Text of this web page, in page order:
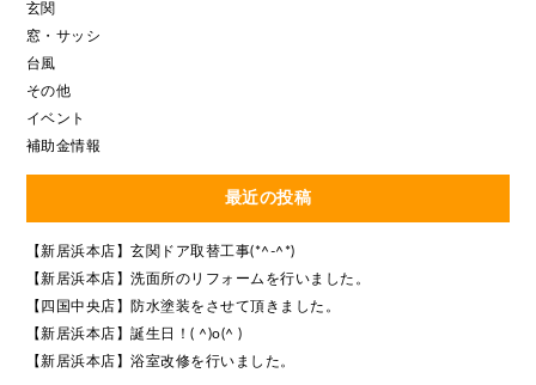
玄関
窓・サッシ
台風
その他
イベント
補助金情報
最近の投稿
【新居浜本店】玄関ドア取替工事(*^-^*)
【新居浜本店】洗面所のリフォームを行いました。
【四国中央店】防水塗装をさせて頂きました。
【新居浜本店】誕生日！( ^)o(^ )
【新居浜本店】浴室改修を行いました。